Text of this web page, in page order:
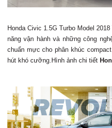
Honda Civic 1.5G Turbo Model
năng vận hành và những công
chuẩn mực cho phân khúc
hút khó cưỡng.Hình ảnh chi tiết